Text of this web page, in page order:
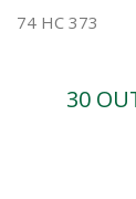
74 HC 373
30